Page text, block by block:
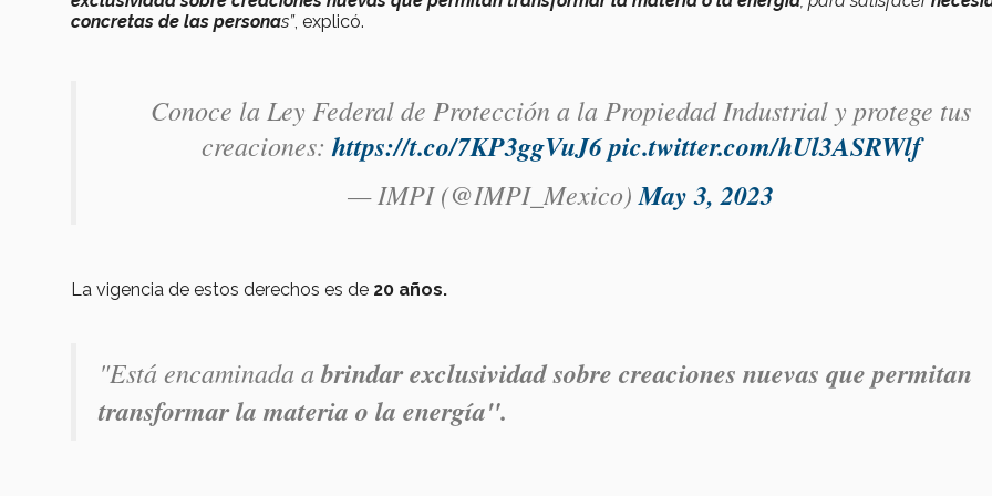
concretas de las personas”, explicó.
Conoce la Ley Federal de Protección a la Propiedad Industrial y protege tus
creaciones: https://t.co/7KP3ggVuJ6pic.twitter.com/hUl3ASRWlf
— IMPI (@IMPI_Mexico) May 3, 2023
La vigencia de estos derechos es de 20 años.
"Está encaminada abrindar exclusividad sobre creaciones nuevas que permitan
transformar la materia o la energía".